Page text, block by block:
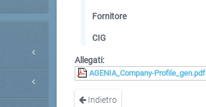
Fornitore
CIG
Allegati:
AGENIA_Company-Profile_gen.pdf
Indietro